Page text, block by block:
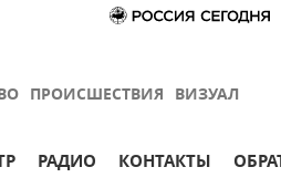
ПРОИСШЕСТВИЯ ВИЗУАЛ
РАДИО КОНТАКТЫ